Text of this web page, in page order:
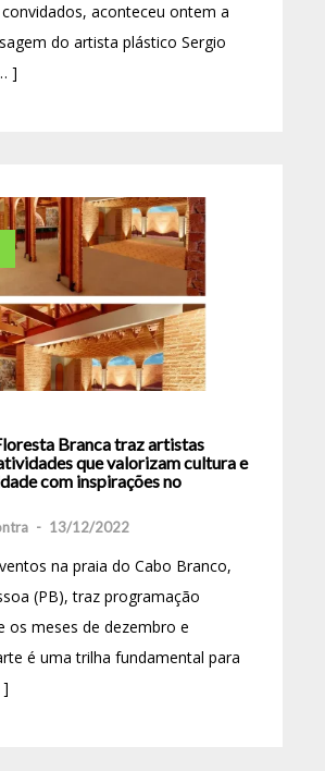
aconteceu ontem a
do artista plástico Sergio
]
Branca traz artistas
que valorizam cultura e
com inspirações no
- 13/12/2022
na praia do Cabo Branco,
(PB), traz programação
os meses de dezembro e
é uma trilha fundamental para